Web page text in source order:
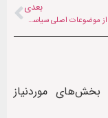
بعدی
افغانستان یکی از موضوعات اصلی سیاست خارجی کشورهای منطقه است
بخش‌های موردنیاز